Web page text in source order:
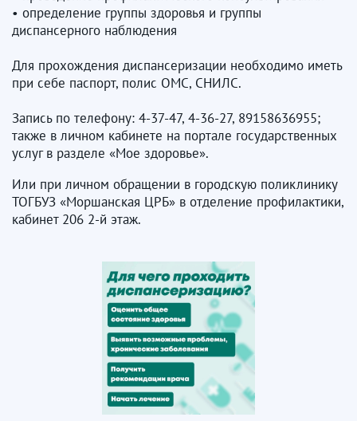
• определение группы здоровья и группы
диспансерного наблюдения
Для прохождения диспансеризации необходимо иметь
при себе паспорт, полис ОМС, СНИЛС.
Запись по телефону: 4-37-47, 4-36-27, 89158636955;
также в личном кабинете на портале государственных
услуг в разделе «Мое здоровье».
Или при личном обращении в городскую поликлинику
ТОГБУЗ «Моршанская ЦРБ» в отделение профилактики,
кабинет 206 2-й этаж.